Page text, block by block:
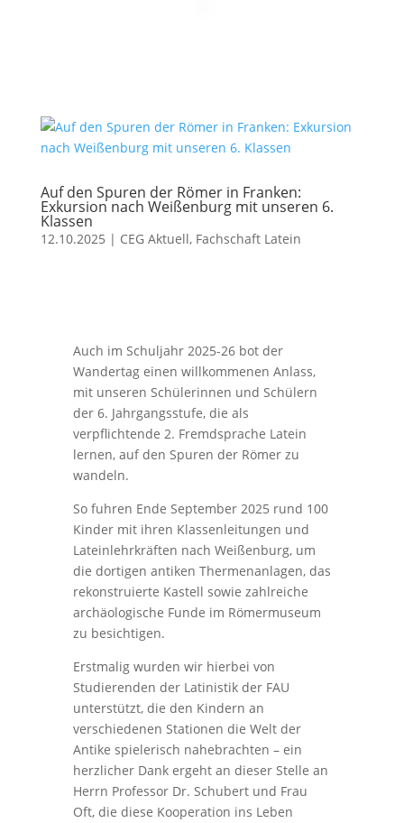
Auf den Spuren der Römer in Franken:
Exkursion nach Weißenburg mit unseren 6.
Klassen
12.10.2025 | CEG Aktuell, Fachschaft Latein
Auch im Schuljahr 2025-26 bot der
Wandertag einen willkommenen Anlass,
mit unseren Schülerinnen und Schülern
der 6. Jahrgangsstufe, die als
verpflichtende 2. Fremdsprache Latein
lernen, auf den Spuren der Römer zu
wandeln.
So fuhren Ende September 2025 rund 100
Kinder mit ihren Klassenleitungen und
Lateinlehrkräften nach Weißenburg, um
die dortigen antiken Thermenanlagen, das
rekonstruierte Kastell sowie zahlreiche
archäologische Funde im Römermuseum
zu besichtigen.
Erstmalig wurden wir hierbei von
Studierenden der Latinistik der FAU
unterstützt, die den Kindern an
verschiedenen Stationen die Welt der
Antike spielerisch nahebrachten – ein
herzlicher Dank ergeht an dieser Stelle an
Herrn Professor Dr. Schubert und Frau
Oft, die diese Kooperation ins Leben